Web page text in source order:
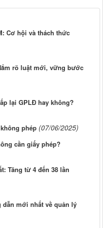
Cơ hội và thách thức
rõ luật mới, vững bước
lại GPLĐ hay không?
phép (07/06/2025)
cần giấy phép?
Tăng từ 4 đến 38 lần
dẫn mới nhất về quản lý